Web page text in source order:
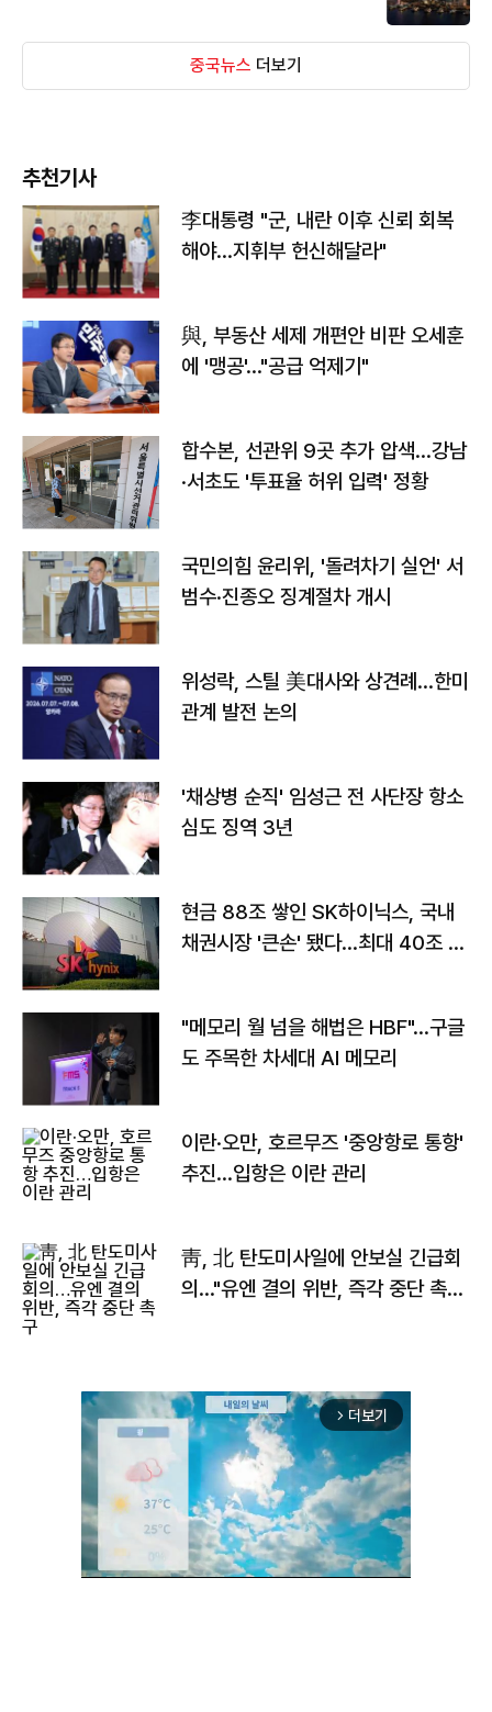
중국뉴스 더보기
추천기사
李대통령 "군, 내란 이후 신뢰 회복
해야…지휘부 헌신해달라"
與, 부동산 세제 개편안 비판 오세훈
에 '맹공'…"공급 억제기"
합수본, 선관위 9곳 추가 압색…강남
·서초도 '투표율 허위 입력' 정황
국민의힘 윤리위, '돌려차기 실언' 서
범수·진종오 징계절차 개시
위성락, 스틸 美대사와 상견례…한미
관계 발전 논의
'채상병 순직' 임성근 전 사단장 항소
심도 징역 3년
현금 88조 쌓인 SK하이닉스, 국내
채권시장 '큰손' 됐다…최대 40조 투
"메모리 월 넘을 해법은 HBF"…구글
도 주목한 차세대 AI 메모리
이란·오만, 호르무즈 '중앙항로 통항'
추진…입항은 이란 관리
靑, 北 탄도미사일에 안보실 긴급회
의…"유엔 결의 위반, 즉각 중단 촉
arrow_forward_ios 더보기